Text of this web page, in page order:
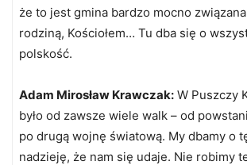
że to jest gmina bardzo mocno
rodziną, Kościołem… Tu dba się o
polskość.
Adam Mirosław Krawczak: W Puszczy
było od zawsze wiele walk – od
po drugą wojnę światową. My dbamy o
nadzieję, że nam się udaje. Nie robimy